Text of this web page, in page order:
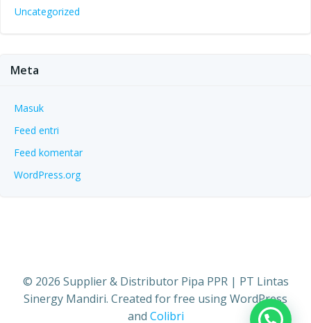
Uncategorized
Meta
Masuk
Feed entri
Feed komentar
WordPress.org
© 2026 Supplier & Distributor Pipa PPR | PT Lintas
Sinergy Mandiri. Created for free using WordPress
and Colibri